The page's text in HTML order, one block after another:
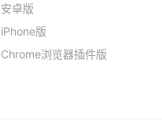
安卓版
iPhone版
Chrome浏览器插件版